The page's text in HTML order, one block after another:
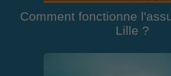
Comment fonctionne
Lille ?